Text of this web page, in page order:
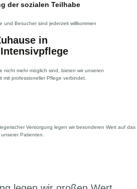
der sozialen Teilhabe
und Besucher sind jederzeit willkommen
in
mehr möglich sind, bieten wir unseren
professioneller Pflege verbindet.
Versorgung legen wir besonderen Wert auf das
Patienten.